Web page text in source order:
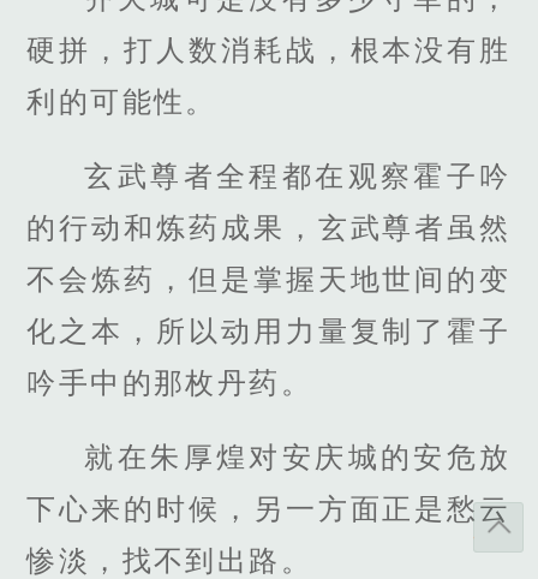
硬拼，打人数消耗战，根本没有胜
利的可能性。
玄武尊者全程都在观察霍子吟
的行动和炼药成果，玄武尊者虽然
不会炼药，但是掌握天地世间的变
化之本，所以动用力量复制了霍子
吟手中的那枚丹药。
就在朱厚煌对安庆城的安危放
下心来的时候，另一方面正是愁云
惨淡，找不到出路。